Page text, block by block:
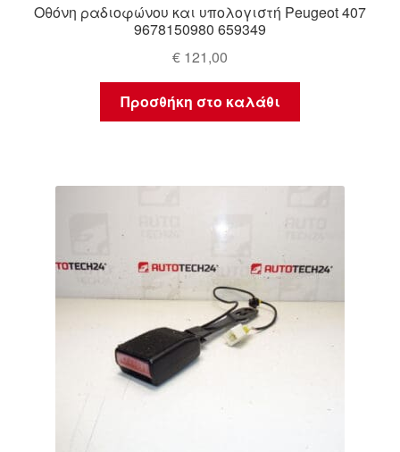
Οθόνη ραδιοφώνου και υπολογιστή Peugeot 407
9678150980 659349
€ 121,00
Προσθήκη στο καλάθι